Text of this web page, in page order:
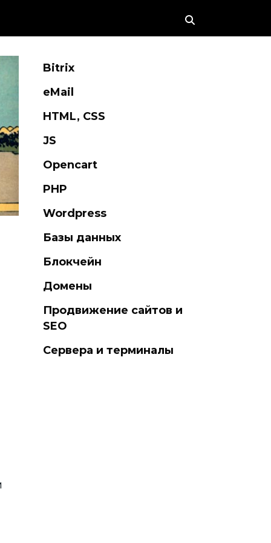
Bitrix
eMail
HTML, CSS
JS
Opencart
PHP
Wordpress
Базы данных
Блокчейн
Домены
Продвижение сайтов и
SEO
Сервера и терминалы